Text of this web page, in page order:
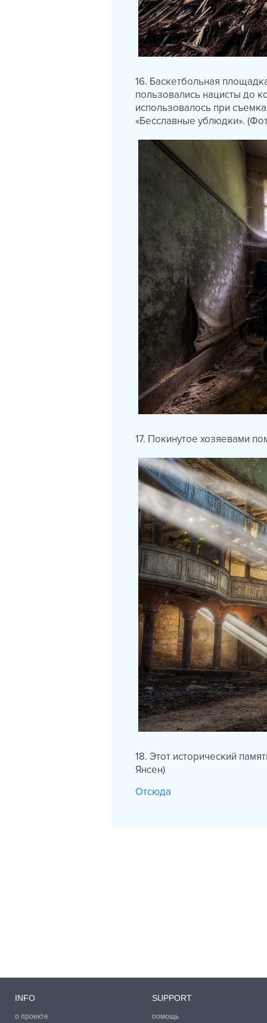
16. Баскетбольная
пользовались нацисты до
использовалось при
«Бесславные ублюдки».
17. Покинутое хозяевами
18. Этот исторический
Янсен)
Отсюда
INFO
о проекте
SUPPORT
помощь